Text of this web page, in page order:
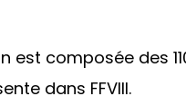
est composée des
dans FFVIII.